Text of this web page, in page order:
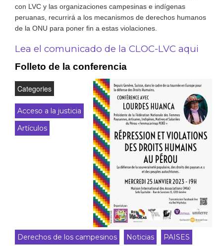
con LVC y las organizaciones campesinas e indígenas
peruanas, recurrirá a los mecanismos de derechos humanos
de la ONU para poner fin a estas violaciones.
Lea el comunicado de la CLOC-LVC aqui
Folleto de la conferencia
Categories
Acceso a la justicia
Artículos
Derechos de los campesinos Noticias
PAISES